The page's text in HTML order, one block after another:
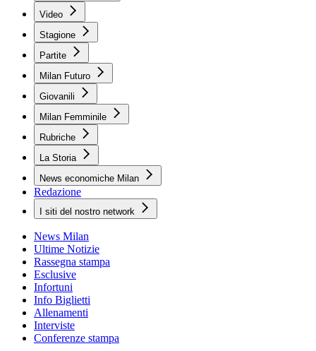
Video
Stagione
Partite
Milan Futuro
Giovanili
Milan Femminile
Rubriche
La Storia
News economiche Milan
Redazione
I siti del nostro network
News Milan
Ultime Notizie
Rassegna stampa
Esclusive
Infortuni
Info Biglietti
Allenamenti
Interviste
Conferenze stampa